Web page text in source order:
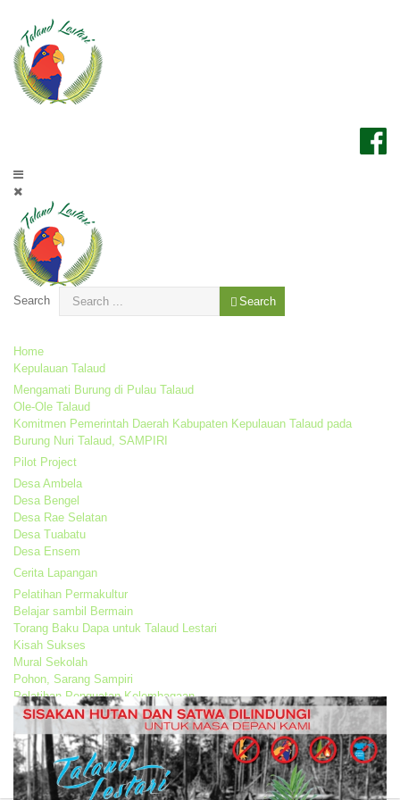
Search Search
Home
Kepulauan Talaud
Mengamati Burung di Pulau Talaud
Ole-Ole Talaud
Komitmen Pemerintah Daerah Kabupaten Kepulauan Talaud pada
Burung Nuri Talaud, SAMPIRI
Pilot Project
Desa Ambela
Desa Bengel
Desa Rae Selatan
Desa Tuabatu
Desa Ensem
Cerita Lapangan
Pelatihan Permakultur
Belajar sambil Bermain
Torang Baku Dapa untuk Talaud Lestari
Kisah Sukses
Mural Sekolah
Pohon, Sarang Sampiri
Pelatihan Penguatan Kelembagaan
Menjaga Pesona Alam Bumi Porodisa
Penggaraman, Basmi Sexava
PELATIHAN PEMETAAN POTENSI DESA
Kontak Kami
Galeri Foto